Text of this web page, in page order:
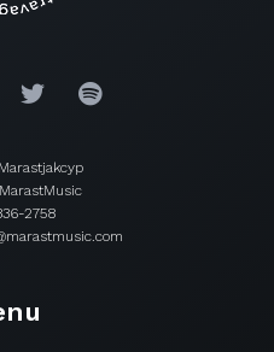
2758